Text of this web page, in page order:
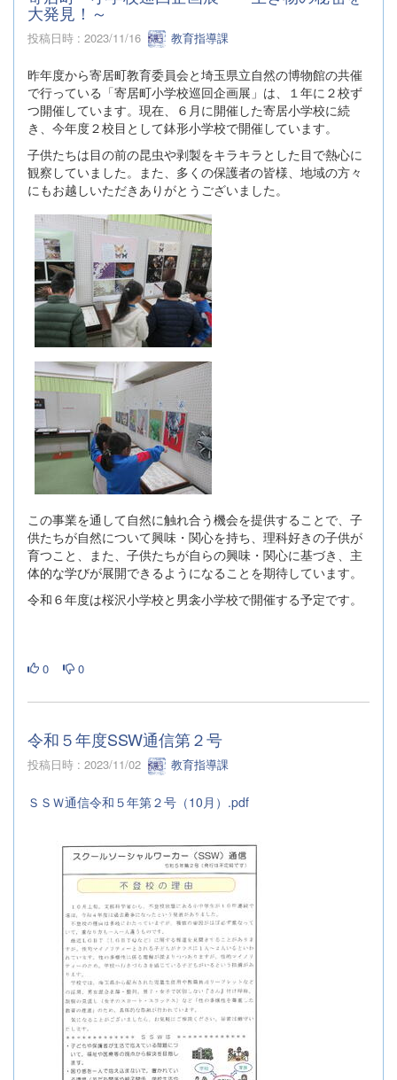
大発見！～
投稿日時 : 2023/11/16 教育指導課
昨年度から寄居町教育委員会と埼玉県立自然の博物館の共催
で行っている「寄居町小学校巡回企画展」は、１年に２校ず
つ開催しています。現在、６月に開催した寄居小学校に続
き、今年度２校目として鉢形小学校で開催しています。
子供たちは目の前の昆虫や剥製をキラキラとした目で熱心に
観察していました。また、多くの保護者の皆様、地域の方々
にもお越しいただきありがとうございました。
この事業を通して自然に触れ合う機会を提供することで、子
供たちが自然について興味・関心を持ち、理科好きの子供が
育つこと、また、子供たちが自らの興味・関心に基づき、主
体的な学びが展開できるようになることを期待しています。
令和６年度は桜沢小学校と男衾小学校で開催する予定です。
0 0
令和５年度SSW通信第２号
投稿日時 : 2023/11/02 教育指導課
ＳＳＷ通信令和５年第２号（10月）.pdf